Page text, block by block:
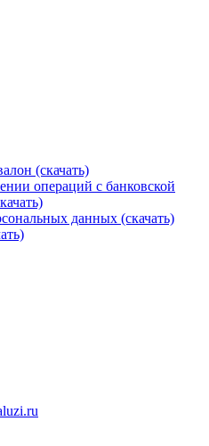
(скачать)
операций с банковской
данных (скачать)